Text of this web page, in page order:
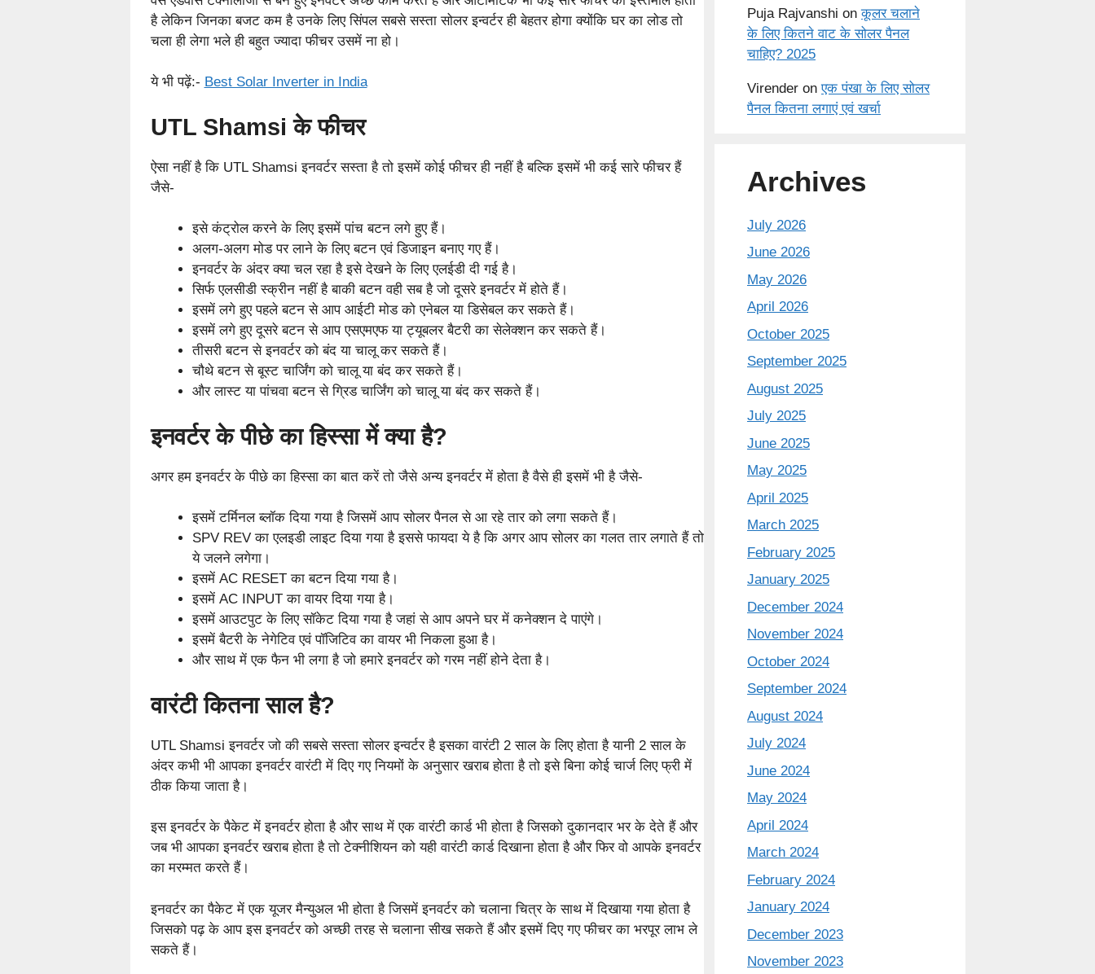
है लेकिन जिनका बजट कम है उनके लिए सिंपल सबसे सस्ता सोलर इन्वर्टर ही बेहतर होगा क्योंकि घर का लोड तो
चला ही लेगा भले ही बहुत ज्यादा फीचर उसमें ना हो।
ये भी पढ़ें:- Best Solar Inverter in India
UTL Shamsi के फीचर
ऐसा नहीं है कि UTL Shamsi इनवर्टर सस्ता है तो इसमें कोई फीचर ही नहीं है बल्कि इसमें भी कई सारे फीचर हैं
जैसे-
इसे कंट्रोल करने के लिए इसमें पांच बटन लगे हुए हैं।
अलग-अलग मोड पर लाने के लिए बटन एवं डिजाइन बनाए गए हैं।
इनवर्टर के अंदर क्या चल रहा है इसे देखने के लिए एलईडी दी गई है।
सिर्फ एलसीडी स्क्रीन नहीं है बाकी बटन वही सब है जो दूसरे इनवर्टर में होते हैं।
इसमें लगे हुए पहले बटन से आप आईटी मोड को एनेबल या डिसेबल कर सकते हैं।
इसमें लगे हुए दूसरे बटन से आप एसएमएफ या ट्यूबलर बैटरी का सेलेक्शन कर सकते हैं।
तीसरी बटन से इनवर्टर को बंद या चालू कर सकते हैं।
चौथे बटन से बूस्ट चार्जिंग को चालू या बंद कर सकते हैं।
और लास्ट या पांचवा बटन से ग्रिड चार्जिंग को चालू या बंद कर सकते हैं।
इनवर्टर के पीछे का हिस्सा में क्या है?
अगर हम इनवर्टर के पीछे का हिस्सा का बात करें तो जैसे अन्य इनवर्टर में होता है वैसे ही इसमें भी है जैसे-
इसमें टर्मिनल ब्लॉक दिया गया है जिसमें आप सोलर पैनल से आ रहे तार को लगा सकते हैं।
SPV REV का एलइडी लाइट दिया गया है इससे फायदा ये है कि अगर आप सोलर का गलत तार लगाते हैं तो
ये जलने लगेगा।
इसमें AC RESET का बटन दिया गया है।
इसमें AC INPUT का वायर दिया गया है।
इसमें आउटपुट के लिए सॉकेट दिया गया है जहां से आप अपने घर में कनेक्शन दे पाएंगे।
इसमें बैटरी के नेगेटिव एवं पॉजिटिव का वायर भी निकला हुआ है।
और साथ में एक फैन भी लगा है जो हमारे इनवर्टर को गरम नहीं होने देता है।
वारंटी कितना साल है?
UTL Shamsi इनवर्टर जो की सबसे सस्ता सोलर इन्वर्टर है इसका वारंटी 2 साल के लिए होता है यानी 2 साल के
अंदर कभी भी आपका इनवर्टर वारंटी में दिए गए नियमों के अनुसार खराब होता है तो इसे बिना कोई चार्ज लिए फ्री में
ठीक किया जाता है।
इस इनवर्टर के पैकेट में इनवर्टर होता है और साथ में एक वारंटी कार्ड भी होता है जिसको दुकानदार भर के देते हैं और
जब भी आपका इनवर्टर खराब होता है तो टेक्नीशियन को यही वारंटी कार्ड दिखाना होता है और फिर वो आपके इनवर्टर
का मरम्मत करते हैं।
इनवर्टर का पैकेट में एक यूजर मैन्युअल भी होता है जिसमें इनवर्टर को चलाना चित्र के साथ में दिखाया गया होता है
जिसको पढ़ के आप इस इनवर्टर को अच्छी तरह से चलाना सीख सकते हैं और इसमें दिए गए फीचर का भरपूर लाभ ले
सकते हैं।
Puja Rajvanshi onकूलर चलाने
के लिए कितने वाट के सोलर पैनल
चाहिए? 2025
Virender onएक पंखा के लिए सोलर
पैनल कितना लगाएं एवं खर्चा
Archives
July 2026
June 2026
May 2026
April 2026
October 2025
September 2025
August 2025
July 2025
June 2025
May 2025
April 2025
March 2025
February 2025
January 2025
December 2024
November 2024
October 2024
September 2024
August 2024
July 2024
June 2024
May 2024
April 2024
March 2024
February 2024
January 2024
December 2023
November 2023